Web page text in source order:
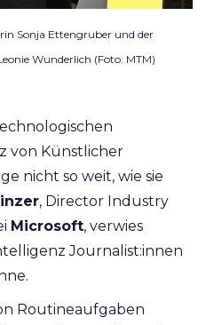
Sonja Ettengruber und der
Wunderlich (Foto: MTM)
von Künstlicher
nicht so weit, wie sie
, Director Industry
Microsoft, verwies
Journalist:innen
Routineaufgaben